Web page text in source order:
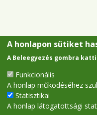
A honlapon sütiket
A Beleegyezés gombra
Funkcionális
A honlap működéséhez
Statisztikai
A honlap látogatottsági